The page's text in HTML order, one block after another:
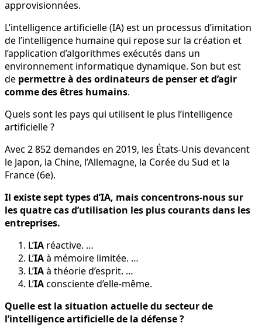
approvisionnées.
L’intelligence artificielle (IA) est un processus d’imitation
de l’intelligence humaine qui repose sur la création et
l’application d’algorithmes exécutés dans un
environnement informatique dynamique. Son but est
de permettre à des ordinateurs de penser et d’agir
comme des êtres humains.
Quels sont les pays qui utilisent le plus l’intelligence
artificielle ?
Avec 2 852 demandes en 2019, les États-Unis devancent
le Japon, la Chine, l’Allemagne, la Corée du Sud et la
France (6e).
Il existe sept types d’IA, mais concentrons-nous sur
les quatre cas d’utilisation les plus courants dans les
entreprises.
L’IA réactive. …
L’IAà mémoire limitée. …
L’IAà théorie d’esprit. …
L’IAconsciente d’elle-même.
Quelle est la situation actuelle du secteur de
l’intelligence artificielle de la défense ?